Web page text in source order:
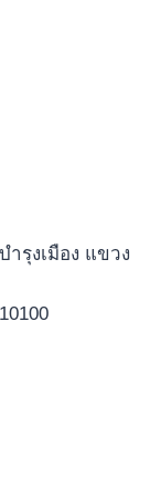
ำรุงเมือง แขวง